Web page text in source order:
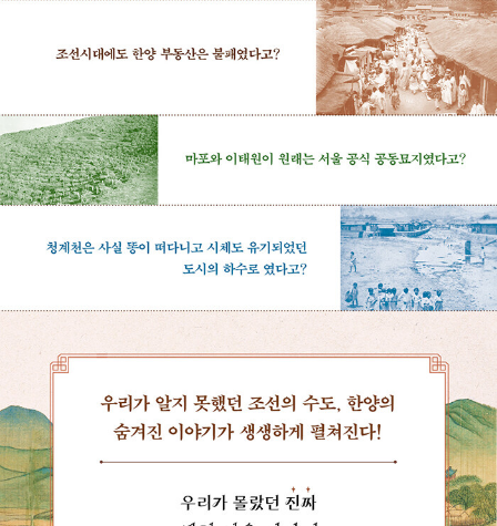
016년 한국출판문화산업진흥원 이달의 책 선정, 2017년 세종도
서 선정), 《역사, 선비의 서재에 들다》, 《국보, 역사의 명장면을
담다》(2021년 국립중앙도서관 추천도서 선정), 《무관의 국보》
등 다수의 베스트셀러 역사 교양서를 펴냈다. 2021~2023년 문
화재청 문화재전문위원으로 활동했으며 2024년부터는 성남학
연구소 연구위원을 겸직하고 있다.